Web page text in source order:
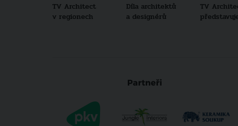
TV Architect
v regionech
Díla architektů
a designérů
TV
Partneři